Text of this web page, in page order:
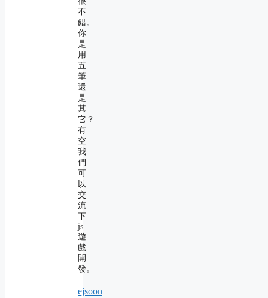
不
錯。
你
是
用
五
筆
還
是
其
它？
有
空
我
們
可
以
交
流
下
js
遊
戲
開
發。
ejsoon